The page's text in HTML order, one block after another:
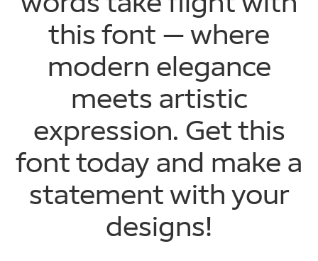
this font — where
modern elegance
meets artistic
expression. Get this
font today and make a
statement with your
designs!